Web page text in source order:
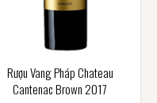
Rượu Vang Pháp Chateau
Cantenac Brown 2017